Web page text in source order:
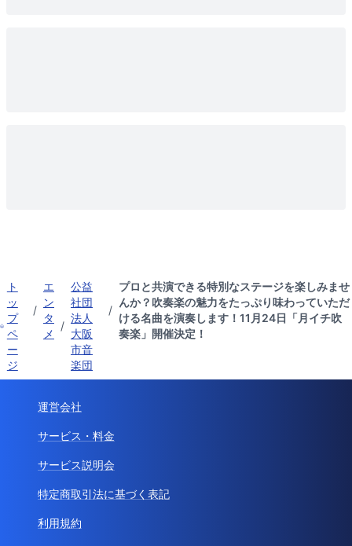
ト
ッ
プ
ペ
ー
ジ
/
エ
ン
タ
メ
/
公益
社団
法人
大阪
市音
楽団
/
プロと共演できる特別なステージを楽しみませ
んか？吹奏楽の魅力をたっぷり味わっていただ
ける名曲を演奏します！11月24日「月イチ吹
奏楽」開催決定！
運営会社
サービス・料金
サービス説明会
特定商取引法に基づく表記
利用規約